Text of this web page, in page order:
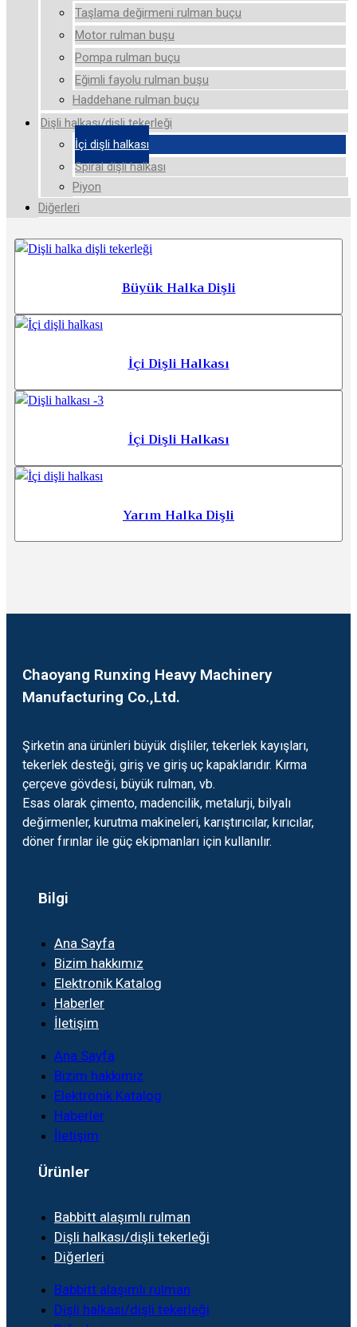
Taşlama değirmeni rulman buçu
Motor rulman buşu
Pompa rulman buçu
Eğimli fayolu rulman buşu
Haddehane rulman buçu
Dişli halkası/dişli tekerleği
İçi dişli halkası
Spiral dişli halkası
Piyon
Diğerleri
Büyük Halka Dişli
İçi Dişli Halkası
İçi Dişli Halkası
Yarım Halka Dişli
Chaoyang Runxing Heavy Machinery
Manufacturing Co.,Ltd.
Şirketin ana ürünleri büyük dişliler, tekerlek kayışları,
tekerlek desteği, giriş ve giriş uç kapaklarıdır. Kırma
çerçeve gövdesi, büyük rulman, vb.
Esas olarak çimento, madencilik, metalurji, bilyalı
değirmenler, kurutma makineleri, karıştırıcılar, kırıcılar,
döner fırınlar ile güç ekipmanları için kullanılır.
Bilgi
Ana Sayfa
Bizim hakkımız
Elektronik Katalog
Haberler
İletişim
Ana Sayfa
Bizim hakkımız
Elektronik Katalog
Haberler
İletişim
Ürünler
Babbitt alaşımlı rulman
Dişli halkası/dişli tekerleği
Diğerleri
Babbitt alaşımlı rulman
Dişli halkası/dişli tekerleği